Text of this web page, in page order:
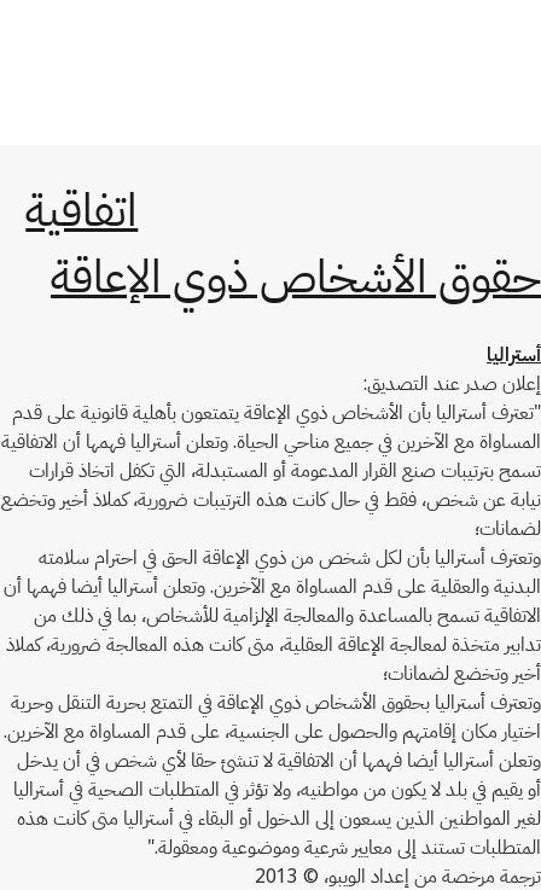
اتفاقية
حقوق الأشخاص ذوي الإعاقة
أستراليا
إعلان صدر عند التصديق:
"تعترف أستراليا بأن الأشخاص ذوي الإعاقة يتمتعون بأهلية قانونية على قدم
المساواة مع الآخرين في جميع مناحي الحياة. وتعلن أستراليا فهمها أن الاتفاقية
تسمح بترتيبات صنع القرار المدعومة أو المستبدلة، التي تكفل اتخاذ قرارات
نيابة عن شخص، فقط في حال كانت هذه الترتيبات ضرورية، كملاذ أخير وتخضع
لضمانات؛
وتعترف أستراليا بأن لكل شخص من ذوي الإعاقة الحق في احترام سلامته
البدنية والعقلية على قدم المساواة مع الآخرين. وتعلن أستراليا أيضا فهمها أن
الاتفاقية تسمح بالمساعدة والمعالجة الإلزامية للأشخاص، بما في ذلك من
تدابير متخذة لمعالجة الإعاقة العقلية، متى كانت هذه المعالجة ضرورية، كملاذ
أخير وتخضع لضمانات؛
وتعترف أستراليا بحقوق الأشخاص ذوي الإعاقة في التمتع بحرية التنقل وحرية
اختيار مكان إقامتهم والحصول على الجنسية، على قدم المساواة مع الآخرين.
وتعلن أستراليا أيضا فهمها أن الاتفاقية لا تنشئ حقا لأي شخص في أن يدخل
أو يقيم في بلد لا يكون من مواطنيه، ولا تؤثر في المتطلبات الصحية في أستراليا
لغير المواطنين الذين يسعون إلى الدخول أو البقاء في أستراليا متى كانت هذه
المتطلبات تستند إلى معايير شرعية وموضوعية ومعقولة."
ترجمة مرخصة من إعداد الويبو، © 2013